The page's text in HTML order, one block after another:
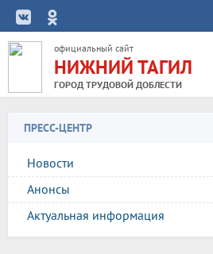
официальный сайт
НИЖНИЙ ТАГИЛ
ГОРОД ТРУДОВОЙ ДОБЛЕСТИ
ПРЕСС-ЦЕНТР
Новости
Анонсы
Актуальная информация